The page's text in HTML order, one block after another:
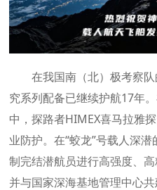
在我国南（北）极考察队
究系列配备已继续护航17年
中，探路者HIMEX喜马拉雅
业防护。在“蛟龙”号载人深
制完结潜航员进行高强度、
并与国家深海基地管理中心